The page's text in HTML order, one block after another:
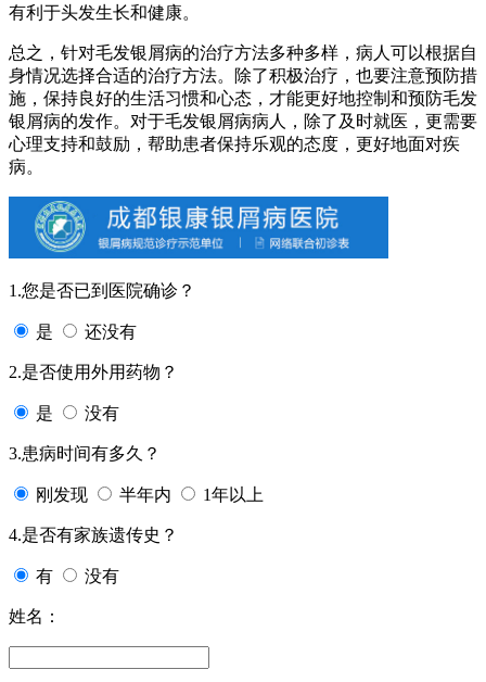
有利于头发生长和健康。
总之，针对毛发银屑病的治疗方法多种多样，病人可以根据自
身情况选择合适的治疗方法。除了积极治疗，也要注意预防措
施，保持良好的生活习惯和心态，才能更好地控制和预防毛发
银屑病的发作。对于毛发银屑病病人，除了及时就医，更需要
心理支持和鼓励，帮助患者保持乐观的态度，更好地面对疾
病。
1.您是否已到医院确诊？
是 还没有
2.是否使用外用药物？
是 没有
3.患病时间有多久？
刚发现 半年内 1年以上
4.是否有家族遗传史？
有 没有
姓名：